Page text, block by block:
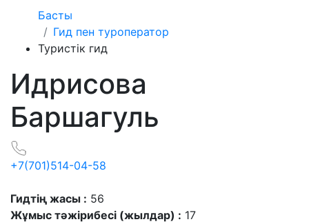
Басты
Гид пен туроператор
Туристік гид
Идрисова
Баршагуль
+7(701)514-04-58
Гидтің жасы : 56
Жұмыс тәжірибесі (жылдар) : 17